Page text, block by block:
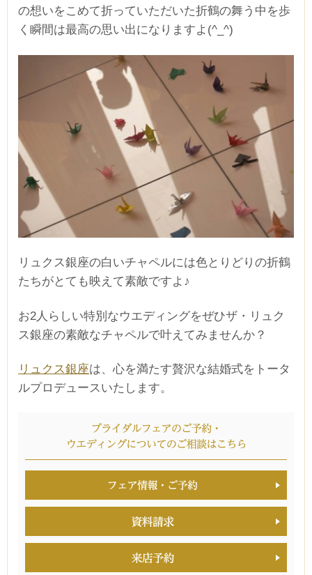
の想いをこめて折っていただいた折鶴の舞う中を歩
く瞬間は最高の思い出になりますよ(^_^)
リュクス銀座の白いチャペルには色とりどりの折鶴
たちがとても映えて素敵ですよ♪
お2人らしい特別なウエディングをぜひザ・リュク
ス銀座の素敵なチャペルで叶えてみませんか？
リュクス銀座は、心を満たす贅沢な結婚式をトータ
ルプロデュースいたします。